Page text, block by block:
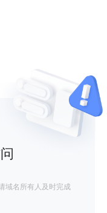
域名所有人及时完成